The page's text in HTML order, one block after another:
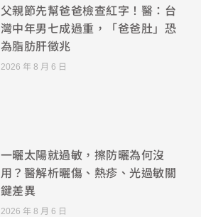
父親節先幫爸爸檢查紅字！醫：台
灣中年男七成過重，「爸爸肚」恐
為脂肪肝徵兆
2026 年 8 月 6 日
一曬太陽就過敏，擦防曬為何沒
用？醫解析曬傷、熱疹、光過敏關
鍵差異
2026 年 8 月 6 日